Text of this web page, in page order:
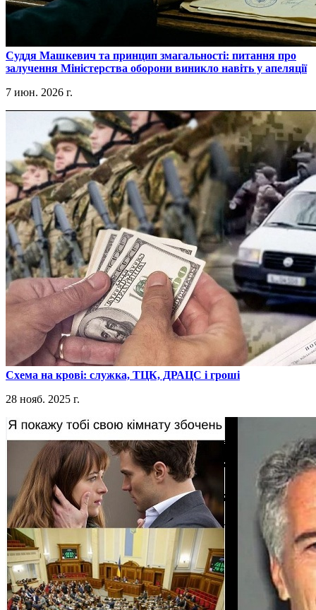
​Суддя Машкевич та принцип змагальності: питання про
залучення Міністерства оборони виникло навіть у апеляції
7 июн. 2026 г.
​Схема на крові: служка, ТЦК, ДРАЦС і гроші
28 нояб. 2025 г.